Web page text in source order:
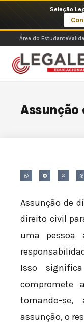
o
conteúdo
Seleção
Área do Estudante
Assunção
Assunção de
direito civil
uma pessoa
Isso
compromete
tornando-
assunção, o